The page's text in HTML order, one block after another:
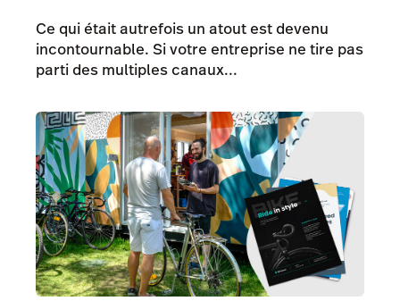
Ce qui était autrefois un atout est devenu
incontournable. Si votre entreprise ne tire pas
parti des multiples canaux...